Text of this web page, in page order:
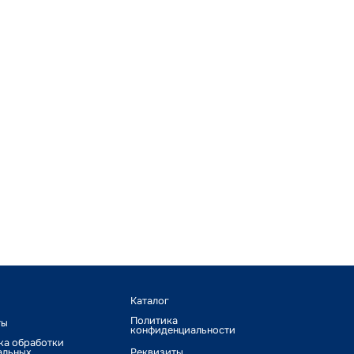
обработки
Каталог
Политика
конфиденциальности